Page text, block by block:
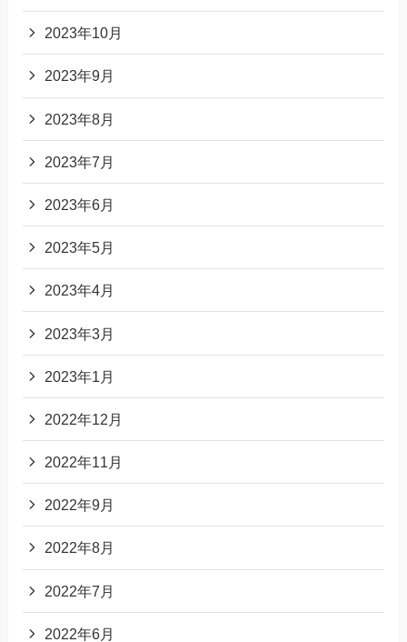
2023年10月
2023年9月
2023年8月
2023年7月
2023年6月
2023年5月
2023年4月
2023年3月
2023年1月
2022年12月
2022年11月
2022年9月
2022年8月
2022年7月
2022年6月